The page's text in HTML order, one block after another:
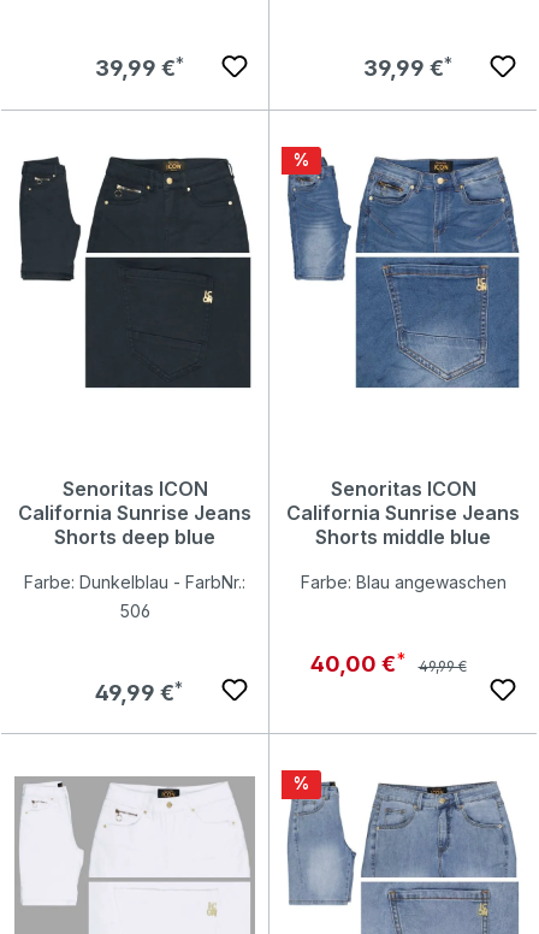
Regulärer Preis:
39,99 € Regulärer Preis:
39,99 €
Senoritas ICON
California Sunrise Jeans
Shorts deep blue
Farbe: Dunkelblau - FarbNr.:
506
Regulärer Preis:
49,99 €
Rabatt
%
Senoritas ICON
California Sunrise Jeans
Shorts middle blue
Farbe: Blau angewaschen
Verkaufspreis:
40,00 € Regulärer Preis:
49,99 €
Rabatt
%